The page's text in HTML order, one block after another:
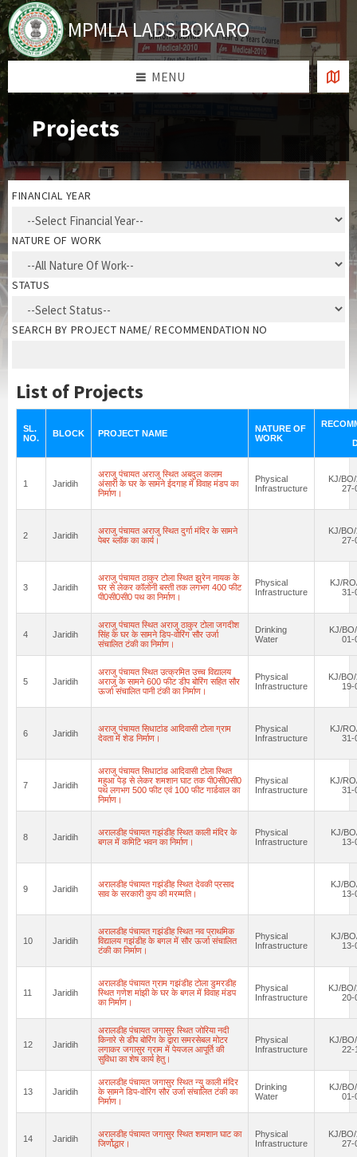
Skip
to
content
Skip
to
left
sidebar
Skip
to
right
sidebar
Skip
to
footer
MPMLA LADS BOKARO
MENU
Projects
FINANCIAL YEAR
NATURE OF WORK
STATUS
SEARCH BY PROJECT NAME/ RECOMMENDATION NO
List of Projects
SL.
NO.
BLOCK PROJECT NAME
NATURE OF
WORK
1 Jaridih
अराजु पंचायत अराजु स्थित अबदुल कलाम
अंसारी के घर के सामने ईदगाह में विवाह मंडप का
निर्माण।
Physical
Infrastructure
KJ/
27-
2 Jaridih
अराजु पंचायत अराजु स्थित दुर्गा मंदिर के सामने
पेबर ब्लॉक का कार्य।
KJ/
27-
3 Jaridih
अराजु पंचायत ठाकुर टोला स्थित झुरेन नायक के
घर से लेकर कॉलोनी बस्ती तक लगभग 400 फीट
पी0सी0सी0 पथ का निर्माण।
Physical
Infrastructure
KJ/
31-
4 Jaridih
अराजु पंचायत स्थित अराजु ठाकुर टोला जगदीश
सिंह के घर के सामने डिप-वोरिंग सौर उर्जा
संचालित टंकी का निर्माण।
Drinking
Water
KJ/
01-
5 Jaridih
अराजु पंचायत स्थित उत्क्रमित उच्च विद्यालय
अराजु के सामने 600 फीट डीप बोरिंग सहित सौर
ऊर्जा संचालित पानी टंकी का निर्माण।
Physical
Infrastructure
KJ/
19-
6 Jaridih
अराजु पंचायत सिधाटांड आदिवासी टोला ग्राम
देवता में शेड निर्माण।
Physical
Infrastructure
KJ/
31-
7 Jaridih
अराजु पंचायत सिधाटांड आदिवासी टोला स्थित
महुआ पेड़ से लेकर शमशान घाट तक पी0सी0सी0
पथ लगभग 500 फीट एवं 100 फीट गार्डवाल का
निर्माण।
Physical
Infrastructure
KJ/
31-
8 Jaridih
अरालडीह पंचायत गझंडीह स्थित काली मंदिर के
बगल में कमिटि भवन का निर्माण।
Physical
Infrastructure
KJ/
13-
9 Jaridih
अरालडीह पंचायत गझंडीह स्थित देवकी प्रसाद
साव के सरकारी कुप की मरम्मति।
KJ/
13-
10 Jaridih
अरालडीह पंचायत गझंडीह स्थित नव प्राथमिक
विद्यालय गझंडीह के बगल में सौर ऊर्जा संचालित
टंकी का निर्माण।
Physical
Infrastructure
KJ/
13-
11 Jaridih
अरालडीह पंचायत ग्राम गझंडीह टोला डुमरडीह
स्थित गणेश मांझी के घर के बगल में विवाह मंडप
का निर्माण।
Physical
Infrastructure
KJ/
20-
12 Jaridih
अरालडीह पंचायत जगासुर स्थित जोरिया नदी
किनारे से डीप बोरिंग के द्वारा समरसेबल मोटर
लगाकर जगासुर ग्राम में पेयजल आपूर्ति की
सुविधा का शेष कार्य हेतु।
Physical
Infrastructure
KJ/
22-
13 Jaridih
अरालडीह पंचायत जगासुर स्थित न्यु काली मंदिर
के सामने डिप-वोरिंग सौर उर्जा संचालित टंकी का
निर्माण।
Drinking
Water
KJ/
01-
14 Jaridih
अरालडीह पंचायत जगासुर स्थित शमशान घाट का
जिर्णोद्धार।
Physical
Infrastructure
KJ/
27-